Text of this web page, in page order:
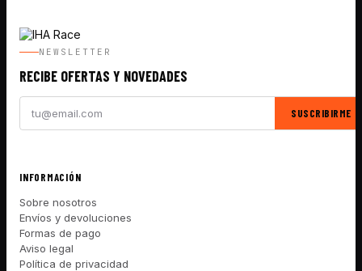
NEWSLETTER
RECIBE OFERTAS Y NOVEDADES
SUSCRIBIRME
INFORMACIÓN
Sobre nosotros
Envíos y devoluciones
Formas de pago
Aviso legal
Política de privacidad